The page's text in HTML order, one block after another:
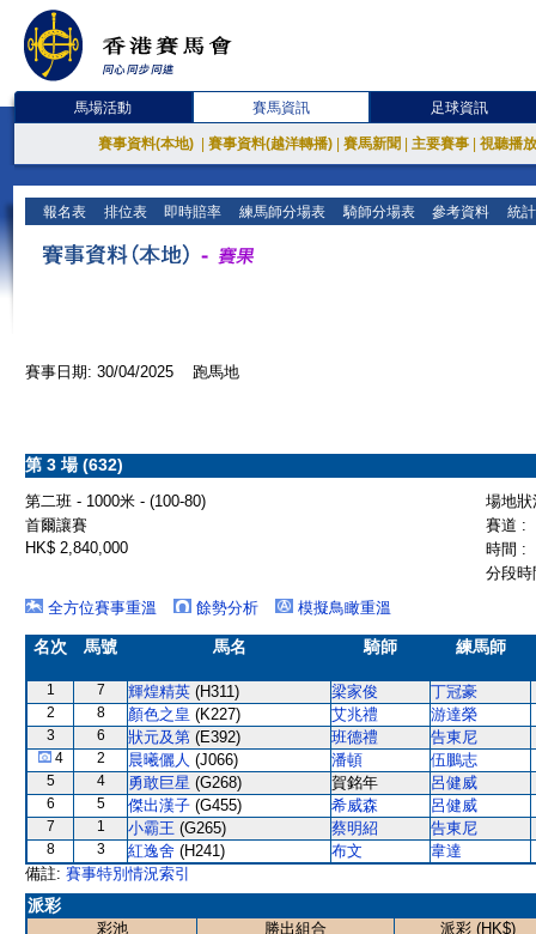
馬場活動 賽馬資訊 足球資訊
賽事資料(本地) 賽事資料(越洋轉播) 賽馬新聞 主要賽事 視聽播
報名表 排位表 即時賠率 練馬師分場表 騎師分場表 參考資料 統
賽事日期: 30/04/2025 跑馬地
第 3 場 (632)
第二班 - 1000米 - (100-80)
場地
首爾讓賽
賽道 :
HK$ 2,840,000
時間 :
分段
全方位賽事重溫
餘勢分析 模擬鳥瞰重溫
名次 馬號 馬名 騎師 練馬師
1 7 輝煌精英 (H311) 梁家俊 丁冠豪
2 8 顏色之皇 (K227) 艾兆禮 游達榮
3 6 狀元及第 (E392) 班德禮 告東尼
4 2 晨曦儷人 (J066) 潘頓 伍鵬志
5 4 勇敢巨星 (G268) 賀銘年 呂健威
6 5 傑出漢子 (G455) 希威森 呂健威
7 1 小霸王 (G265) 蔡明紹 告東尼
8 3 紅逸舍 (H241) 布文
韋達
備註: 賽事特別情況索引
派彩
彩池 勝出組合
派彩 (HK$)